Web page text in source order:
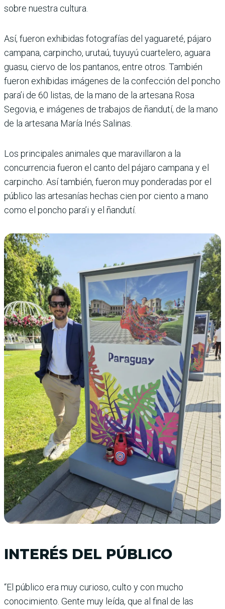
sobre nuestra cultura.
Así, fueron exhibidas fotografías del yaguareté, pájaro
campana, carpincho, urutaú, tuyuyú cuartelero, aguara
guasu, ciervo de los pantanos, entre otros. También
fueron exhibidas imágenes de la confección del poncho
para’i de 60 listas, de la mano de la artesana Rosa
Segovia, e imágenes de trabajos de ñandutí, de la mano
de la artesana María Inés Salinas.
Los principales animales que maravillaron a la
concurrencia fueron el canto del pájaro campana y el
carpincho. Así también, fueron muy ponderadas por el
público las artesanías hechas cien por ciento a mano
como el poncho para’i y el ñandutí.
INTERÉS DEL PÚBLICO
“El público era muy curioso, culto y con mucho
conocimiento. Gente muy leída, que al final de las